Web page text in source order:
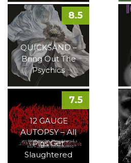
QUICKSAND –
Bring Out The
Psychics
8.5
12 GAUGE
AUTOPSY – All
Pigs Get
Slaughtered
7.5